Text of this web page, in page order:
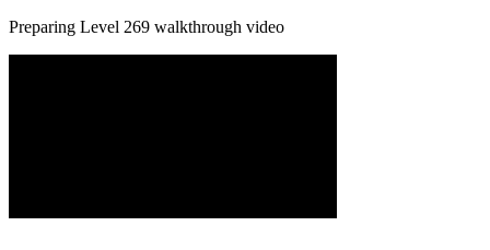
Preparing Level 269 walkthrough video